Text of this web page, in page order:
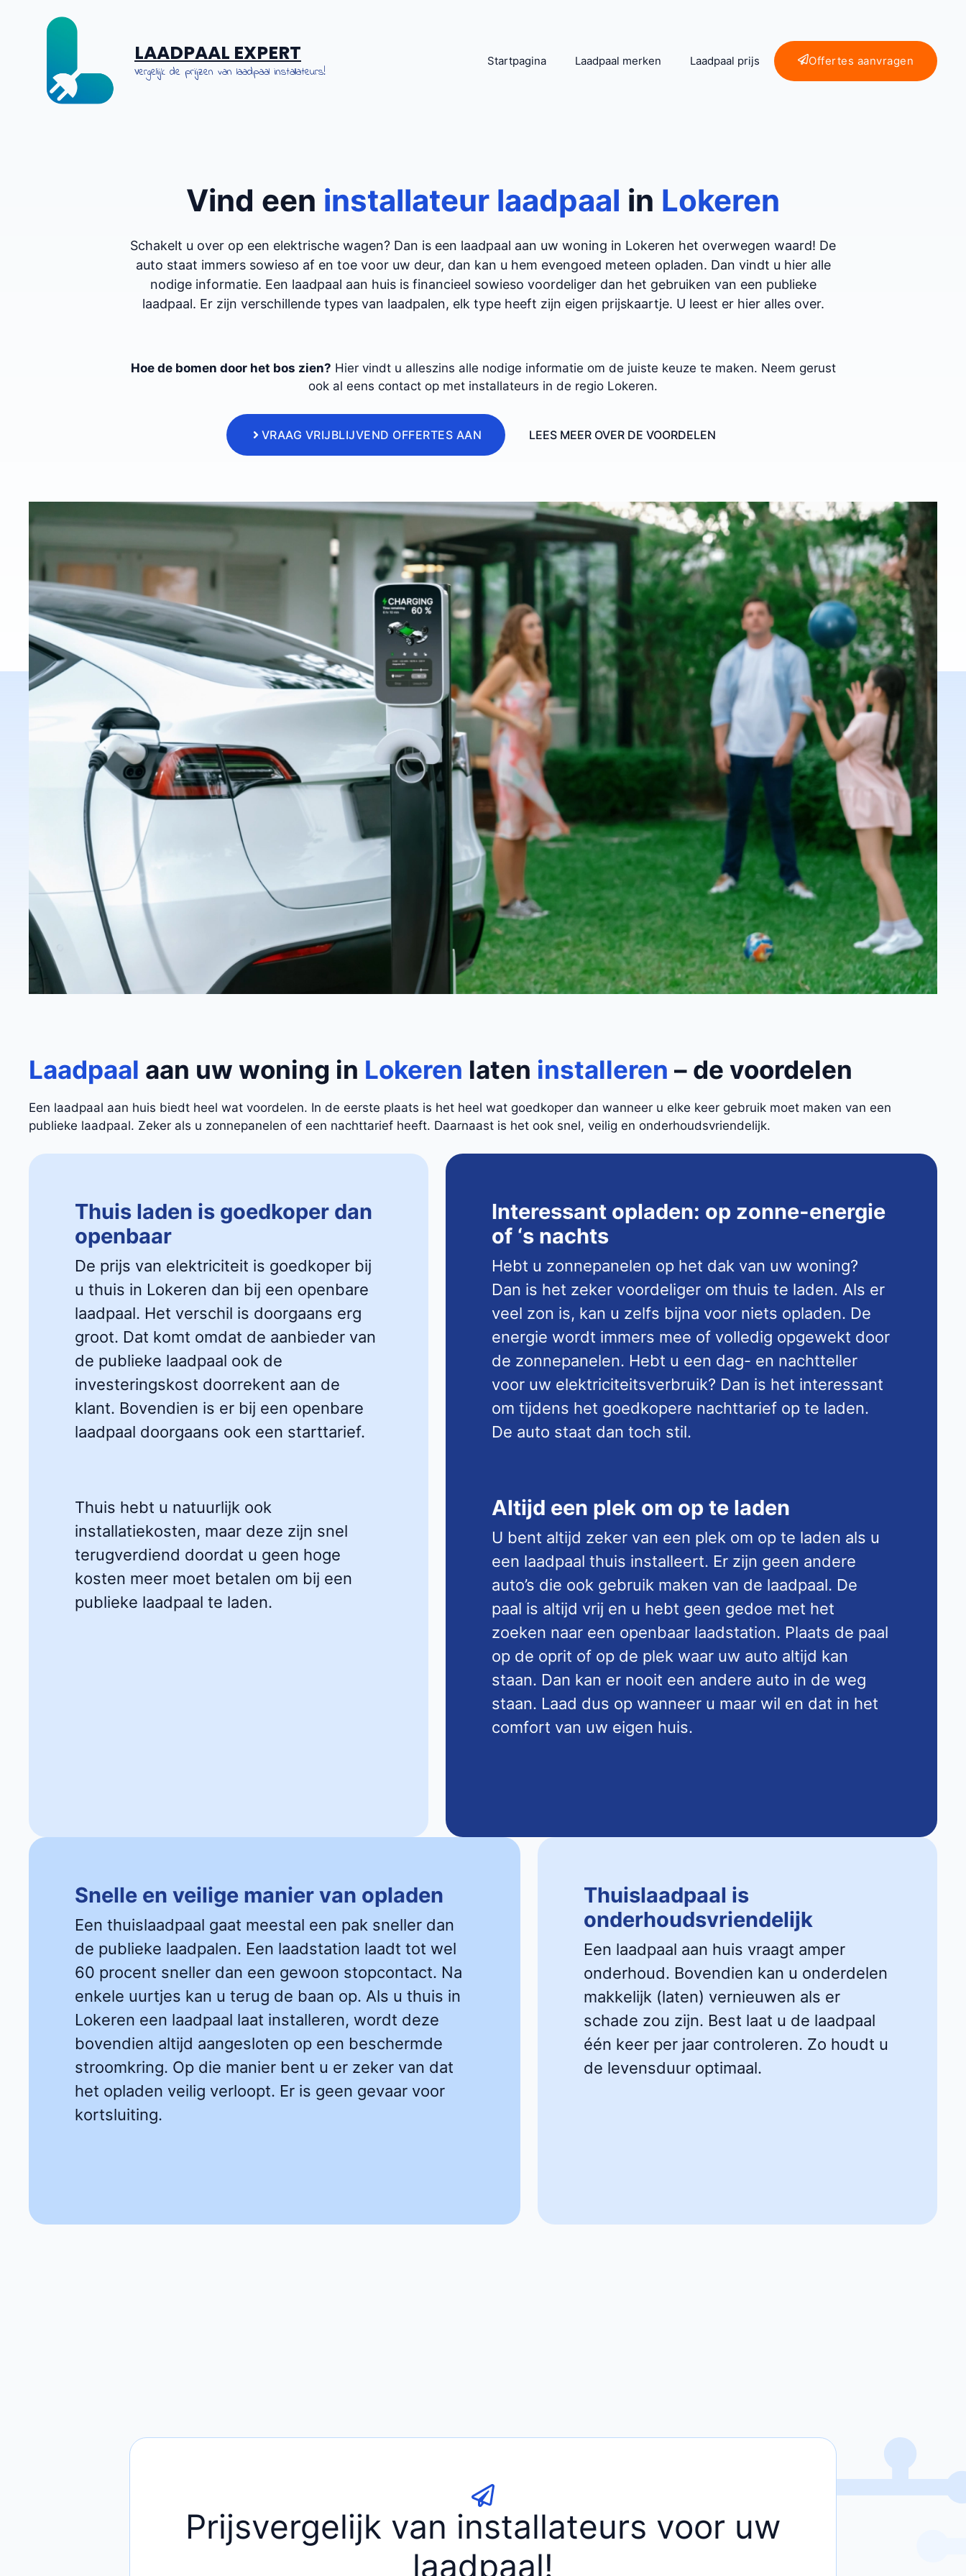
LAADPAAL EXPERT
Vergelijk de prijzen van laadpaal installateurs!
Startpagina Laadpaal merken Laadpaal prijs Offertes aanvragen
Vind een installateur laadpaal in Lokeren
Schakelt u over op een elektrische wagen? Dan is een laadpaal aan uw woning in Lokeren het overwegen waard! De
auto staat immers sowieso af en toe voor uw deur, dan kan u hem evengoed meteen opladen. Dan vindt u hier alle
nodige informatie. Een laadpaal aan huis is financieel sowieso voordeliger dan het gebruiken van een publieke
laadpaal. Er zijn verschillende types van laadpalen, elk type heeft zijn eigen prijskaartje. U leest er hier alles over.
Hoe de bomen door het bos zien? Hier vindt u alleszins alle nodige informatie om de juiste keuze te maken. Neem gerust
ook al eens contact op met installateurs in de regio Lokeren.
VRAAG VRIJBLIJVEND OFFERTES AAN LEES MEER OVER DE VOORDELEN
Laadpaal aan uw woning in Lokeren laten installeren – de voordelen
Een laadpaal aan huis biedt heel wat voordelen. In de eerste plaats is het heel wat goedkoper dan wanneer u elke keer gebruik moet maken van een
publieke laadpaal. Zeker als u zonnepanelen of een nachttarief heeft. Daarnaast is het ook snel, veilig en onderhoudsvriendelijk.
Interessant opladen: op zonne-energie
of ‘s nachts
Hebt u zonnepanelen op het dak van uw woning?
Dan is het zeker voordeliger om thuis te laden. Als er
veel zon is, kan u zelfs bijna voor niets opladen. De
energie wordt immers mee of volledig opgewekt door
de zonnepanelen. Hebt u een dag- en nachtteller
voor uw elektriciteitsverbruik? Dan is het interessant
om tijdens het goedkopere nachttarief op te laden.
De auto staat dan toch stil.
Altijd een plek om op te laden
U bent altijd zeker van een plek om op te laden als u
een laadpaal thuis installeert. Er zijn geen andere
auto’s die ook gebruik maken van de laadpaal. De
paal is altijd vrij en u hebt geen gedoe met het
zoeken naar een openbaar laadstation. Plaats de paal
op de oprit of op de plek waar uw auto altijd kan
staan. Dan kan er nooit een andere auto in de weg
staan. Laad dus op wanneer u maar wil en dat in het
comfort van uw eigen huis.
Snelle en veilige manier van opladen
Een thuislaadpaal gaat meestal een pak sneller dan
de publieke laadpalen. Een laadstation laadt tot wel
60 procent sneller dan een gewoon stopcontact. Na
enkele uurtjes kan u terug de baan op. Als u thuis in
Lokeren een laadpaal laat installeren, wordt deze
bovendien altijd aangesloten op een beschermde
stroomkring. Op die manier bent u er zeker van dat
het opladen veilig verloopt. Er is geen gevaar voor
kortsluiting.
Thuislaadpaal is
onderhoudsvriendelijk
Een laadpaal aan huis vraagt amper
onderhoud. Bovendien kan u onderdelen
makkelijk (laten) vernieuwen als er
schade zou zijn. Best laat u de laadpaal
één keer per jaar controleren. Zo houdt u
de levensduur optimaal.
Thuis laden is goedkoper dan
openbaar
De prijs van elektriciteit is goedkoper bij
u thuis in Lokeren dan bij een openbare
laadpaal. Het verschil is doorgaans erg
groot. Dat komt omdat de aanbieder van
de publieke laadpaal ook de
investeringskost doorrekent aan de
klant. Bovendien is er bij een openbare
laadpaal doorgaans ook een starttarief.
Thuis hebt u natuurlijk ook
installatiekosten, maar deze zijn snel
terugverdiend doordat u geen hoge
kosten meer moet betalen om bij een
publieke laadpaal te laden.
Prijsvergelijk van installateurs voor uw
laadpaal!